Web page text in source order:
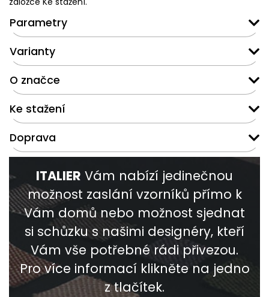
Parametry
Varianty
O značce
Ke stažení
Doprava
ITALIER Vám nabízí jedinečnou
možnost zaslání vzorníků přímo k
Vám domů nebo možnost sjednat
si schůzku s našimi designéry, kteří
Vám vše potřebné rádi přivezou.
Pro více informací klikněte na jedno
z tlačítek.